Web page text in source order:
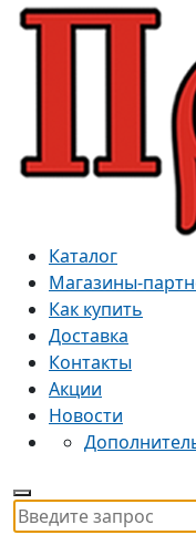
Каталог
Магазины-
Как купить
Доставка
Контакты
Акции
Новости